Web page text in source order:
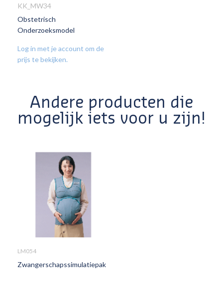
VOEG
TOE
VERLANGLIJST
KK_MW34
Obstetrisch
Onderzoeksmodel
Log in met je account om de
prijs te bekijken.
Andere producten die
mogelijk iets voor u zijn!
LM054
Zwangerschapssimulatiepak